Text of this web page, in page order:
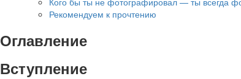
Рекомендуем к прочтению
Оглавление
Вступление